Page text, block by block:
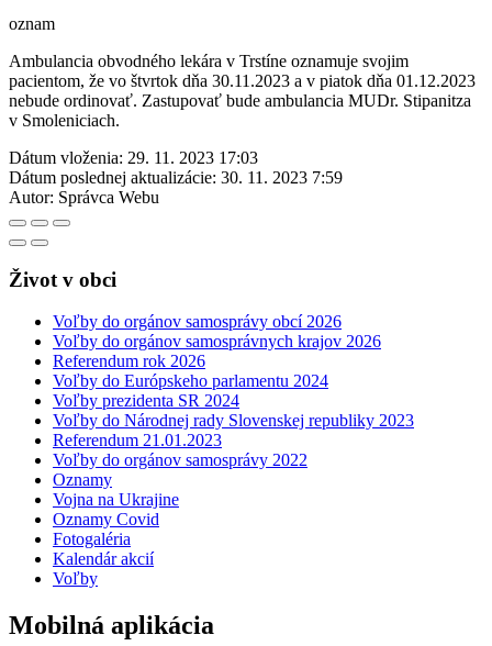
oznam
Ambulancia obvodného lekára v Trstíne oznamuje svojim
pacientom, že vo štvrtok dňa 30.11.2023 a v piatok dňa 01.12.2023
nebude ordinovať. Zastupovať bude ambulancia MUDr. Stipanitza
v Smoleniciach.
Dátum vloženia: 29. 11. 2023 17:03
Dátum poslednej aktualizácie: 30. 11. 2023 7:59
Autor: Správca Webu
Život v obci
Voľby do orgánov samosprávy obcí 2026
Voľby do orgánov samosprávnych krajov 2026
Referendum rok 2026
Voľby do Európskeho parlamentu 2024
Voľby prezidenta SR 2024
Voľby do Národnej rady Slovenskej republiky 2023
Referendum 21.01.2023
Voľby do orgánov samosprávy 2022
Oznamy
Vojna na Ukrajine
Oznamy Covid
Fotogaléria
Kalendár akcií
Voľby
Mobilná aplikácia